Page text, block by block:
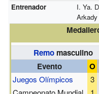
Entrenador
I. Ya.
Remomasculino
Evento
O
Juegos Olímpicos 3